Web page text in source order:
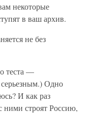
некоторые
в ваш архив.
не без
теста —
Одно
И как раз
строят Россию,